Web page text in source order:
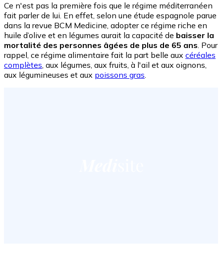
Ce n'est pas la première fois que le régime méditerranéen
fait parler de lui. En effet, selon une étude espagnole parue
dans la revue BCM Medicine, adopter ce régime riche en
huile d’olive et en légumes aurait la capacité de baisser la
mortalité des personnes âgées de plus de 65 ans. Pour
rappel, ce régime alimentaire fait la part belle aux céréales
complètes, aux légumes, aux fruits, à l'ail et aux oignons,
aux légumineuses et aux poissons gras.